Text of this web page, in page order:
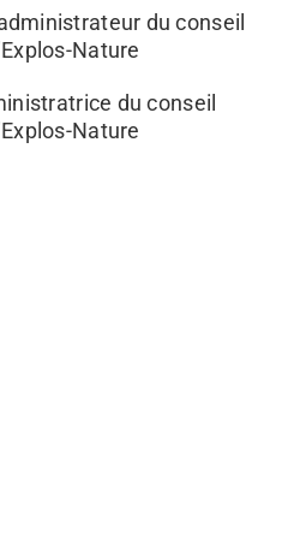
du conseil
Nature
du conseil
Nature